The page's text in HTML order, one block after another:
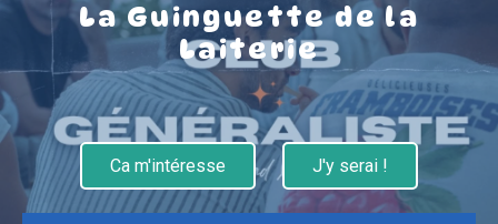
La Guinguette de la
Laiterie
Ca m'intéresse J'y serai !